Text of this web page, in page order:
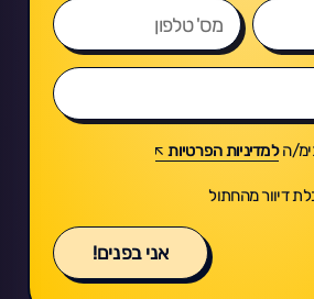
הלמדיניות הפרטיות
דיוור מהחתול
אני בפנים!